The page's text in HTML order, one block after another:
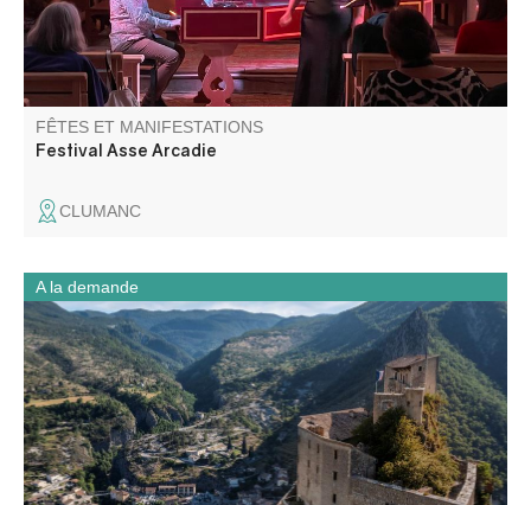
FÊTES ET MANIFESTATIONS
Festival Asse Arcadie
CLUMANC
Ancien château fort, devenue citadelle puis prison, ce
monument d’Entrevaux témoigne des différentes phases
de fortifications de la ville.
A la demande